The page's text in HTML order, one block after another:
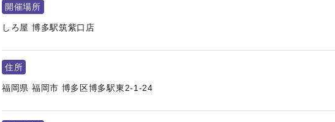
開催場所
しろ屋 博多駅筑紫口店
住所
福岡県 福岡市 博多区博多駅東2-1-24